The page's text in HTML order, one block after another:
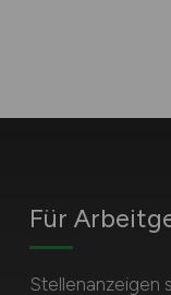
Für
Stellenanzeigen